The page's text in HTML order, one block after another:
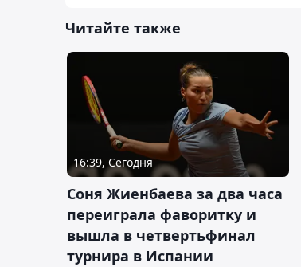
Читайте также
16:39, Сегодня
Соня Жиенбаева за два часа
переиграла фаворитку и
вышла в четвертьфинал
турнира в Испании